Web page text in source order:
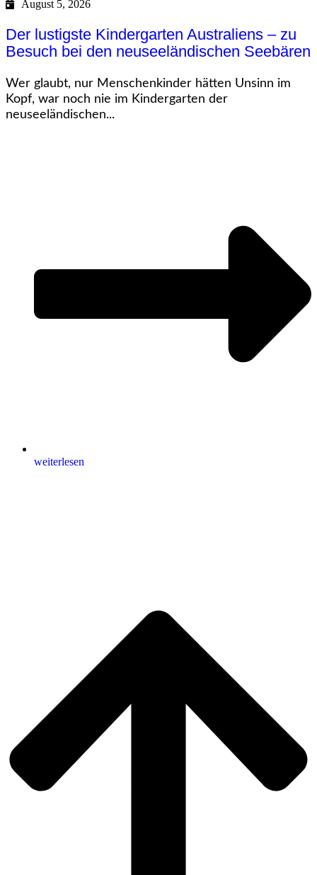
August 5, 2026
Der lustigste Kindergarten Australiens – zu
Besuch bei den neuseeländischen Seebären
Wer glaubt, nur Menschenkinder hätten Unsinn im
Kopf, war noch nie im Kindergarten der
neuseeländischen...
weiterlesen